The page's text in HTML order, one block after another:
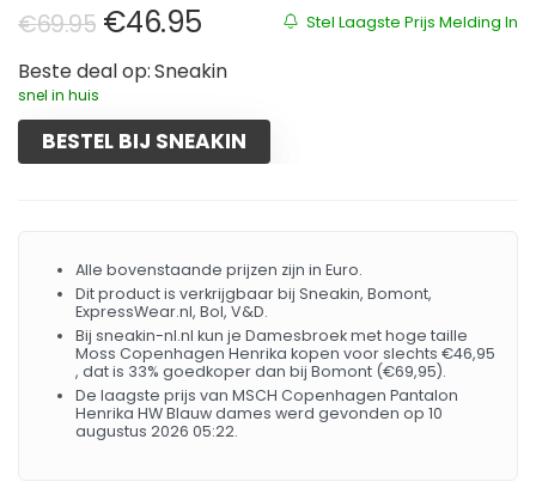
Stel Laagste Prijs Melding In
€69.95 Oorspronkelijke prijs was:
€46.95Huidige prijs is: €46.95.
Beste deal op: Sneakin
snel in huis
BESTEL BIJ SNEAKIN
Alle bovenstaande prijzen zijn in Euro.
Dit product is verkrijgbaar bij Sneakin, Bomont,
ExpressWear.nl, Bol, V&D.
Bij sneakin-nl.nl kun je Damesbroek met hoge taille
Moss Copenhagen Henrika kopen voor slechts €46,95
, dat is 33% goedkoper dan bij Bomont (€69,95).
De laagste prijs van MSCH Copenhagen Pantalon
Henrika HW Blauw dames werd gevonden op 10
augustus 2026 05:22.